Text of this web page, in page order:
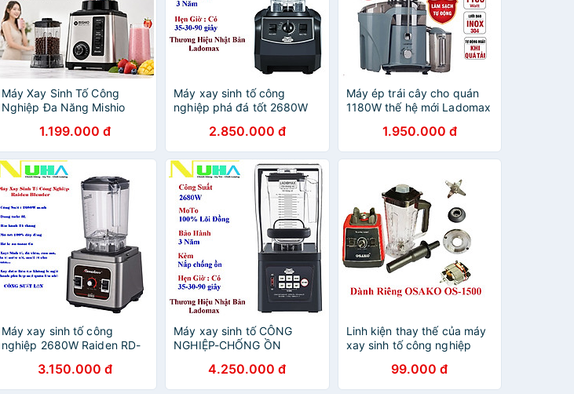
Máy Xay Sinh Tố Công
Nghiệp Đa Năng Mishio
800W - hàng chính hãng
1.199.000 đ
Máy xay sinh tố công
nghiệp phá đá tốt 2680W
vỡ 1.8L, dùng cho quán sinh
tố, cửa hàng-Hàng chính
hãng
2.850.000 đ
Máy ép trái cây cho quán
1180W thế hệ mới Ladomax
lưới, ép kiệt bã-Hàng chính
hãng
1.950.000 đ
Máy xay sinh tố công
nghiệp 2680W Raiden RD-
gia vị, muối ớt, nước sốt -
Hàng chính hãng
3.150.000 đ
Máy xay sinh tố CÔNG
NGHIỆP-CHỐNG ỒN
đồng, 2 chế độ an toàn, có
hẹn giờ-Hàng chính hãng
4.250.000 đ
Linh kiện thay thế của máy
xay sinh tố công nghiệp
1500W, chọn phân loại, cối
màu ngẫu nhiên-Hàng chính
99.000 đ